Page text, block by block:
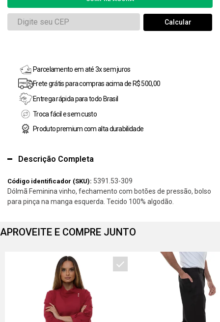
Parcelamento em até 3x sem juros
Frete grátis para compras acima de R$ 500,00
Entrega rápida para todo Brasil
Troca fácil e sem custo
Produto premium com alta durabilidade
Descrição Completa
Código identificador (SKU): 5391.53-309
Dólmã Feminina vinho, fechamento com botões de pressão, bolso
para pinça na manga esquerda. Tecido 100% algodão.
APROVEITE E COMPRE JUNTO